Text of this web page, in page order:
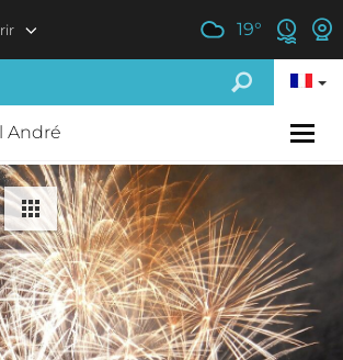
19°
André